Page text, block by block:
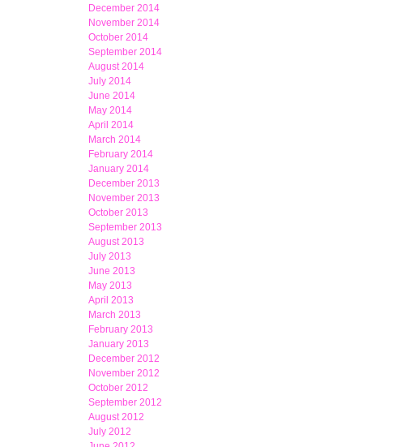
December 2014
November 2014
October 2014
September 2014
August 2014
July 2014
June 2014
May 2014
April 2014
March 2014
February 2014
January 2014
December 2013
November 2013
October 2013
September 2013
August 2013
July 2013
June 2013
May 2013
April 2013
March 2013
February 2013
January 2013
December 2012
November 2012
October 2012
September 2012
August 2012
July 2012